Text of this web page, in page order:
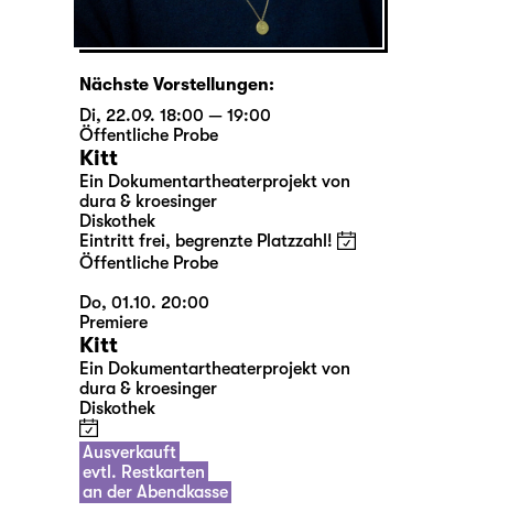
Nächste Vorstellungen:
Di, 22.09. 18:00 — 19:00
Öffentliche Probe
Kitt
Ein Dokumentartheaterprojekt von
dura & kroesinger
Diskothek
Eintritt frei, begrenzte Platzzahl!
Öffentliche Probe
Do, 01.10. 20:00
Premiere
Kitt
Ein Dokumentartheaterprojekt von
dura & kroesinger
Diskothek
Ausverkauft
evtl. Restkarten
an der Abendkasse